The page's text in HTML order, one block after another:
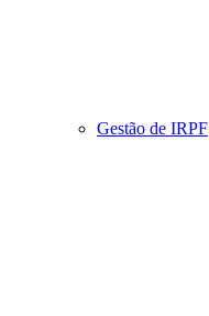
Gestão de IRPF